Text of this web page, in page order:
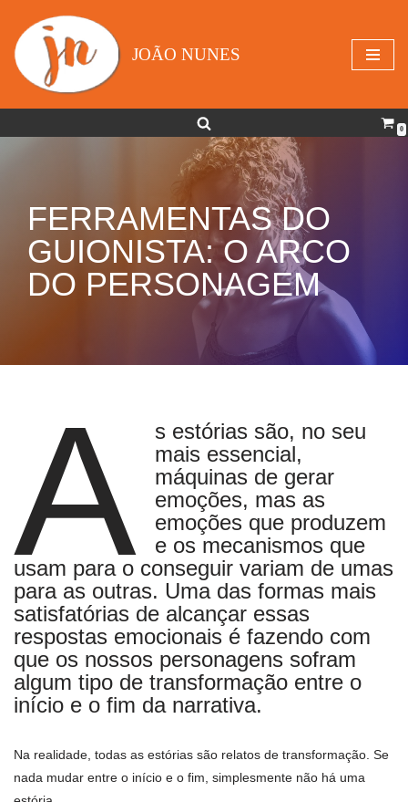
Avançar
para
JOÃO NUNES
0
FERRAMENTAS DO
GUIONISTA: O ARCO
DO PERSONAGEM
A
s estórias são, no seu
mais essencial,
máquinas de gerar
emoções, mas as
emoções que produzem
e os mecanismos que
usam para o conseguir variam de umas
para as outras. Uma das formas mais
satisfatórias de alcançar essas
respostas emocionais é fazendo com
que os nossos personagens sofram
algum tipo de transformação entre o
início e o fim da narrativa.
Na realidade, todas as estórias são relatos de transformação. Se
nada mudar entre o início e o fim, simplesmente não há uma